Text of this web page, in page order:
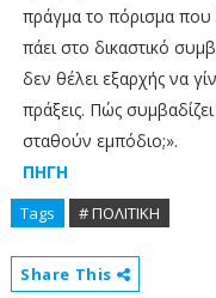
πράγμα το πόρισμα που
πάει στο δικαστικό
δεν θέλει εξαρχής να
πράξεις. Πώς
σταθούν εμπόδιο;».
ΠΗΓΗ
Tags # ΠΟΛΙΤΙΚΗ
Share This